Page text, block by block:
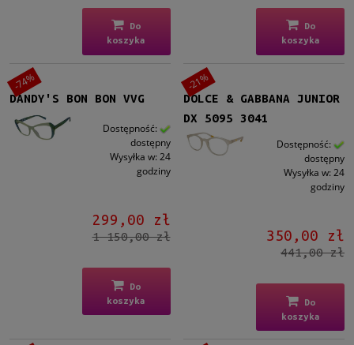
Do
koszyka
Do
koszyka
DANDY'S BON BON VVG
Dostępność:
dostępny
Wysyłka w: 24
godziny
299,00 zł
1 150,00 zł
Do
koszyka
-74%
DOLCE & GABBANA JUNIOR
DX 5095 3041
Dostępność:
dostępny
Wysyłka w: 24
godziny
350,00 zł
441,00 zł
Do
koszyka
-21%